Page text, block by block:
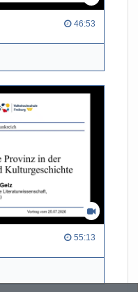
46:53
55:13